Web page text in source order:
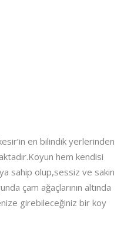
en bilindik yerlerinden
hem kendisi
sahip olup,sessiz ve sakin
çam ağaçlarının altında
girebileceğiniz bir koy